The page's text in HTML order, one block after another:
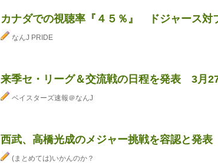
カナダでの視聴率『４５％』 ドジャース
なんJ PRIDE
来季セ・リーグ＆交流戦の日程を発表 3月
ベイスターズ速報＠なんJ
西武、高橋光成のメジャー挑戦を容認と発表
(まとめては)いかんのか？